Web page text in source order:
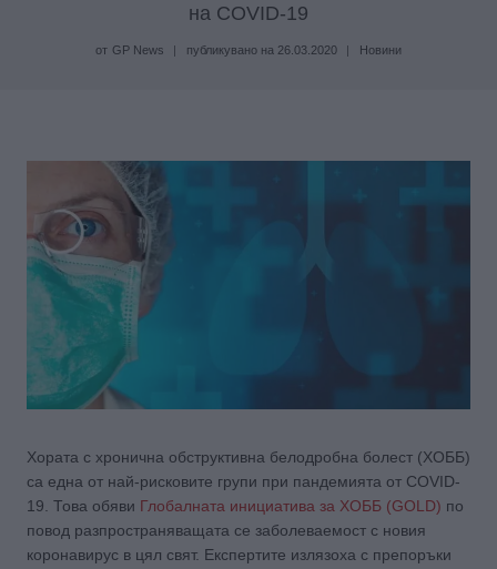
на COVID-19
от GP News публикувано на 26.03.2020 Новини
Хората с хронична обструктивна белодробна болест (ХОББ)
са една от най-рисковите групи при пандемията от COVID-
19. Това обяви Глобалната инициатива за ХОББ (GOLD) по
повод разпространяващата се заболеваемост с новия
коронавирус в цял свят. Експертите излязоха с препоръки